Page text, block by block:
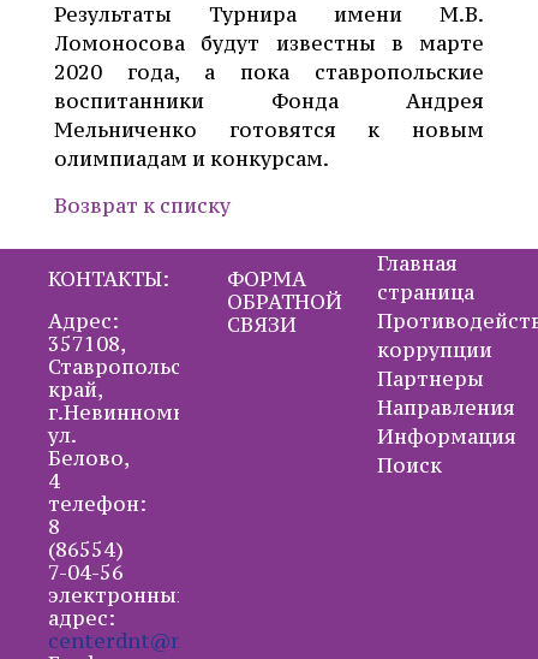
Результаты Турнира имени М.В.
Ломоносова будут известны в марте
2020 года, а пока ставропольские
воспитанники Фонда Андрея
Мельниченко готовятся к новым
олимпиадам и конкурсам.
Возврат к списку
КОНТАКТЫ:
Адрес:
357108,
Ставропольский
край,
г.Невинномысск,
ул.
Белово,
4
телефон:
8
(86554)
7-04-56
электронный
адрес:
centerdnt@mail.ru
ФОРМА
ОБРАТНОЙ
СВЯЗИ
Главная
страница
коррупции
Партнеры
Направления
Информация
Поиск